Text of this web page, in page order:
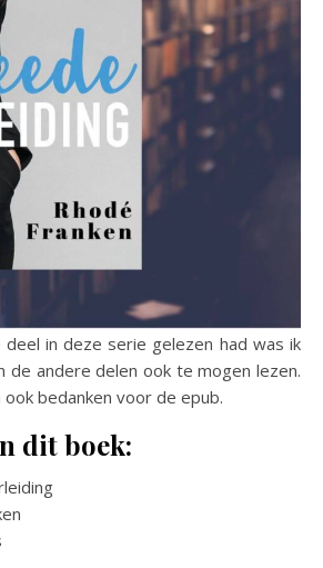
de andere delen ook te mogen lezen.
bedanken voor de epub.
dit boek: